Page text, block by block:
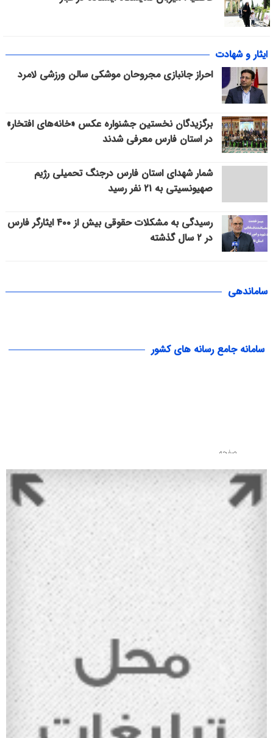
ایثار و شهادت
احراز جانبازی مجروحان موشکی سالن ورزشی لامرد
برگزیدگان نخستین جشنواره عکس «خانه‌های افتخار»
در استان فارس معرفی شدند
شمار شهدای استان فارس درجنگ تحمیلی رژیم
صهیونسیتی به ۲۱ نفر رسید
رسیدگی به مشکلات حقوقی بیش از ۴۰۰ ایثارگر فارس
در ۲ سال گذشته
ساماندهی
سامانه جامع رسانه های کشور